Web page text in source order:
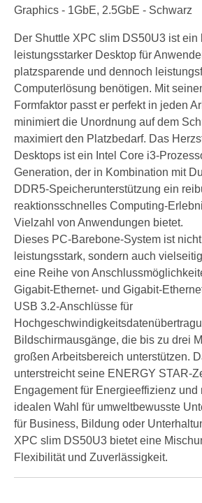
Graphics - 1GbE, 2.5GbE - Schwarz
Der Shuttle XPC slim DS50U3 ist ein
leistungsstarker Desktop für
platzsparende und dennoch
Computerlösung benötigen. Mit
Formfaktor passt er perfekt in jeden
minimiert die Unordnung auf dem
maximiert den Platzbedarf. Das
Desktops ist ein Intel Core i3-
Generation, der in Kombination mit
DDR5-Speicherunterstützung ein
reaktionsschnelles Computing-
Vielzahl von Anwendungen bietet.
Dieses PC-Barebone-System ist
leistungsstark, sondern auch
eine Reihe von
Gigabit-Ethernet- und Gigabit-
USB 3.2-Anschlüsse für
Bildschirmausgänge, die bis zu drei
großen Arbeitsbereich unterstützen.
unterstreicht seine ENERGY STAR-
Engagement für Energieeffizienz und
idealen Wahl für umweltbewusste
für Business, Bildung oder
XPC slim DS50U3 bietet eine
Flexibilität und Zuverlässigkeit.